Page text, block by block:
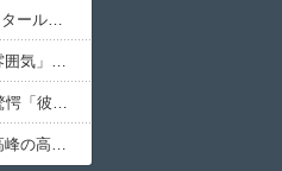
サッカーU23日本代表が圧倒的強さ！敗れたカタール脱帽「日本は真のチャンピオン」「神の意志により我々は立ち上がる」【海外の反応】
日本の高校サッカー決勝に中国感動「最高の雰囲気」「こんな大会に出場したかった」【海外の反応】
サッカーU-23日本代表の圧倒的強さに中国人驚愕「彼らにアジアは狭すぎる」【海外の反応】
中国人が日本の高校サッカーを絶賛「世界最高峰の高校大会」「中国スーパーリーグと同レベル」【海外の反応】